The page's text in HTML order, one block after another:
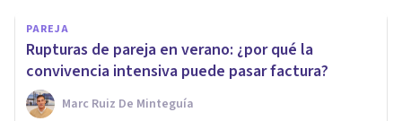
PAREJA
Rupturas de pareja en verano: ¿por qué la
convivencia intensiva puede pasar factura?
Marc Ruiz De Minteguía